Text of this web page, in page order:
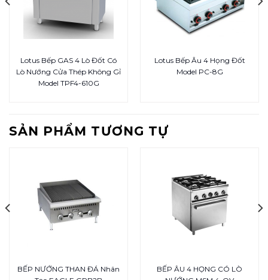
Lotus Bếp GAS 4 Lò Đốt Có
Lò Nướng Cửa Thép Không Gỉ
Model TPF4-610G
Lotus Bếp Âu 4 Họng Đốt
Model PC-8G
SẢN PHẨM TƯƠNG TỰ
BẾP NƯỚNG THAN ĐÁ Nhân
BẾP ÂU 4 HỌNG CÓ LÒ